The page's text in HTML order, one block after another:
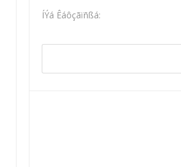
ÍÝá Êáôçãïñßá: